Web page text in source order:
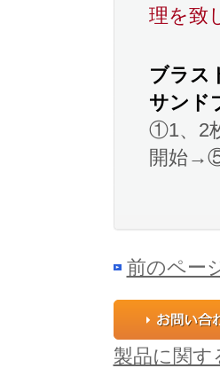
理を致
ブラス
サンド
①1、2
開始
前のペー
製品に関